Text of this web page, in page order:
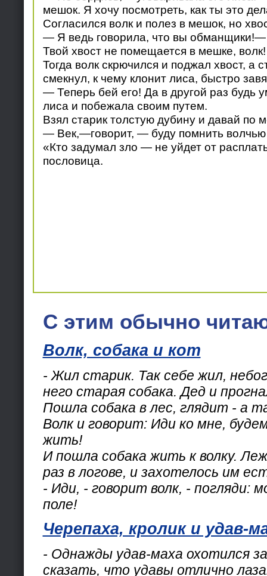
мешок. Я хочу посмотреть, как ты это
Согласился волк и полез в мешок, но
— Я ведь говорила, что вы
Твой хвост не помещается в мешке, волк!
Тогда волк скрючился и поджал хвост, а
смекнул, к чему клонит лиса, быстро
— Теперь бей его! Да в другой раз будь
лиса и побежала своим путем.
Взял старик толстую дубину и давай по
— Век,—говорит, — буду помнить волчью
«Кто задумал зло — не уйдет от
пословица.
С этим обычно
Волк, собака и кот
- Жил старик. Так себе жил,
него старая собака. Дед и
Пошла собака в лес, глядит - а
Волк и говорит: Иди ко мне,
жить!
И пошла собака жить к волку.
раз в логове, и захотелось им
- Иди, - говорит волк, - погляди:
поле!
Черепаха, кролик и удав-
- Однажды удав-маха охотился
сказать, что удавы отлично